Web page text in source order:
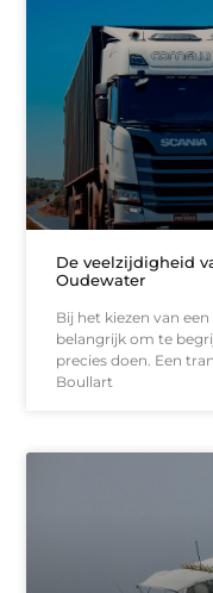
De veelzijdigheid
Oudewater
Bij het kiezen van
belangrijk om te
precies doen. Een
Boullart